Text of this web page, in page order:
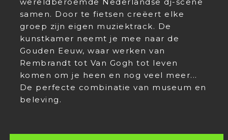
samen. Door te fietsen creëert elke
groep zijn eigen muziektrack. De
kunstkamer neemt je mee naar de
Gouden Eeuw, waar werken van
Rembrandt tot Van Gogh tot leven
komen om je heen en nog veel meer...
De perfecte combinatie van museum en
beleving.